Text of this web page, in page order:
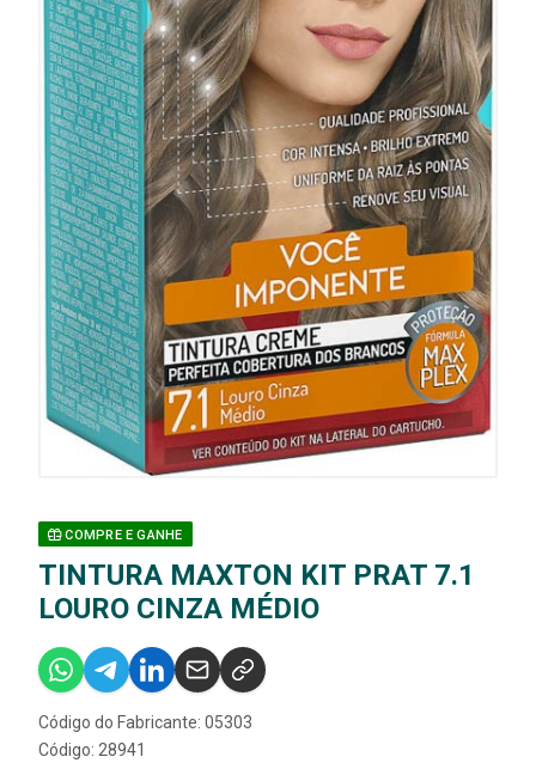
COMPRE E GANHE
TINTURA MAXTON KIT PRAT 7.1
LOURO CINZA MÉDIO
Código do Fabricante: 05303
Código: 28941